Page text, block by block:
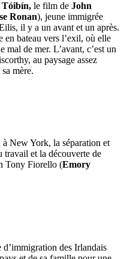
Tóibín, le film de John
Ronan), jeune immigrée
il y a un avant et un après.
en bateau vers l’exil, où elle
mal de mer. L’avant, c’est un
au paysage assez
mère.
à New York, la séparation et
travail et la découverte de
Tony Fiorello (Emory
d’immigration des Irlandais